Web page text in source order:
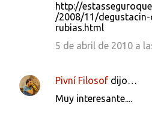
http://
/2008/11/degustacin-
rubias.html
5 de abril de 2010 a
Pivní Filosof dijo…
Muy interesante....